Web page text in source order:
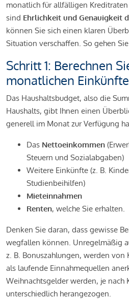
monatlich für allfälligen
sind Ehrlichkeit und Genauigkeit
können Sie sich einen klaren
Situation verschaffen. So gehen
Schritt 1: Berechnen
monatlichen Einkünfte
Das Haushaltsbudget, also die
Haushalts, gibt Ihnen einen
generell im Monat zur Verfügung
Das Nettoeinkommen
Steuern und Sozialabgaben)
Weitere Einkünfte (z. B.
Studienbeihilfen)
Mieteinnahmen
Renten, welche Sie erhalten.
Denken Sie daran, dass gewisse
wegfallen können. Unregelmäßig
z. B. Bonuszahlungen, werden
als laufende Einnahmequellen
Weihnachtsgelder werden, je nach
unterschiedlich herangezogen.